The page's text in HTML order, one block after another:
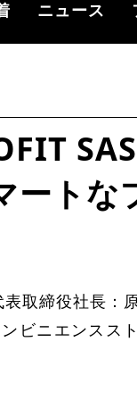
ニュース
ートな
取締役社長：
ビニエンスス